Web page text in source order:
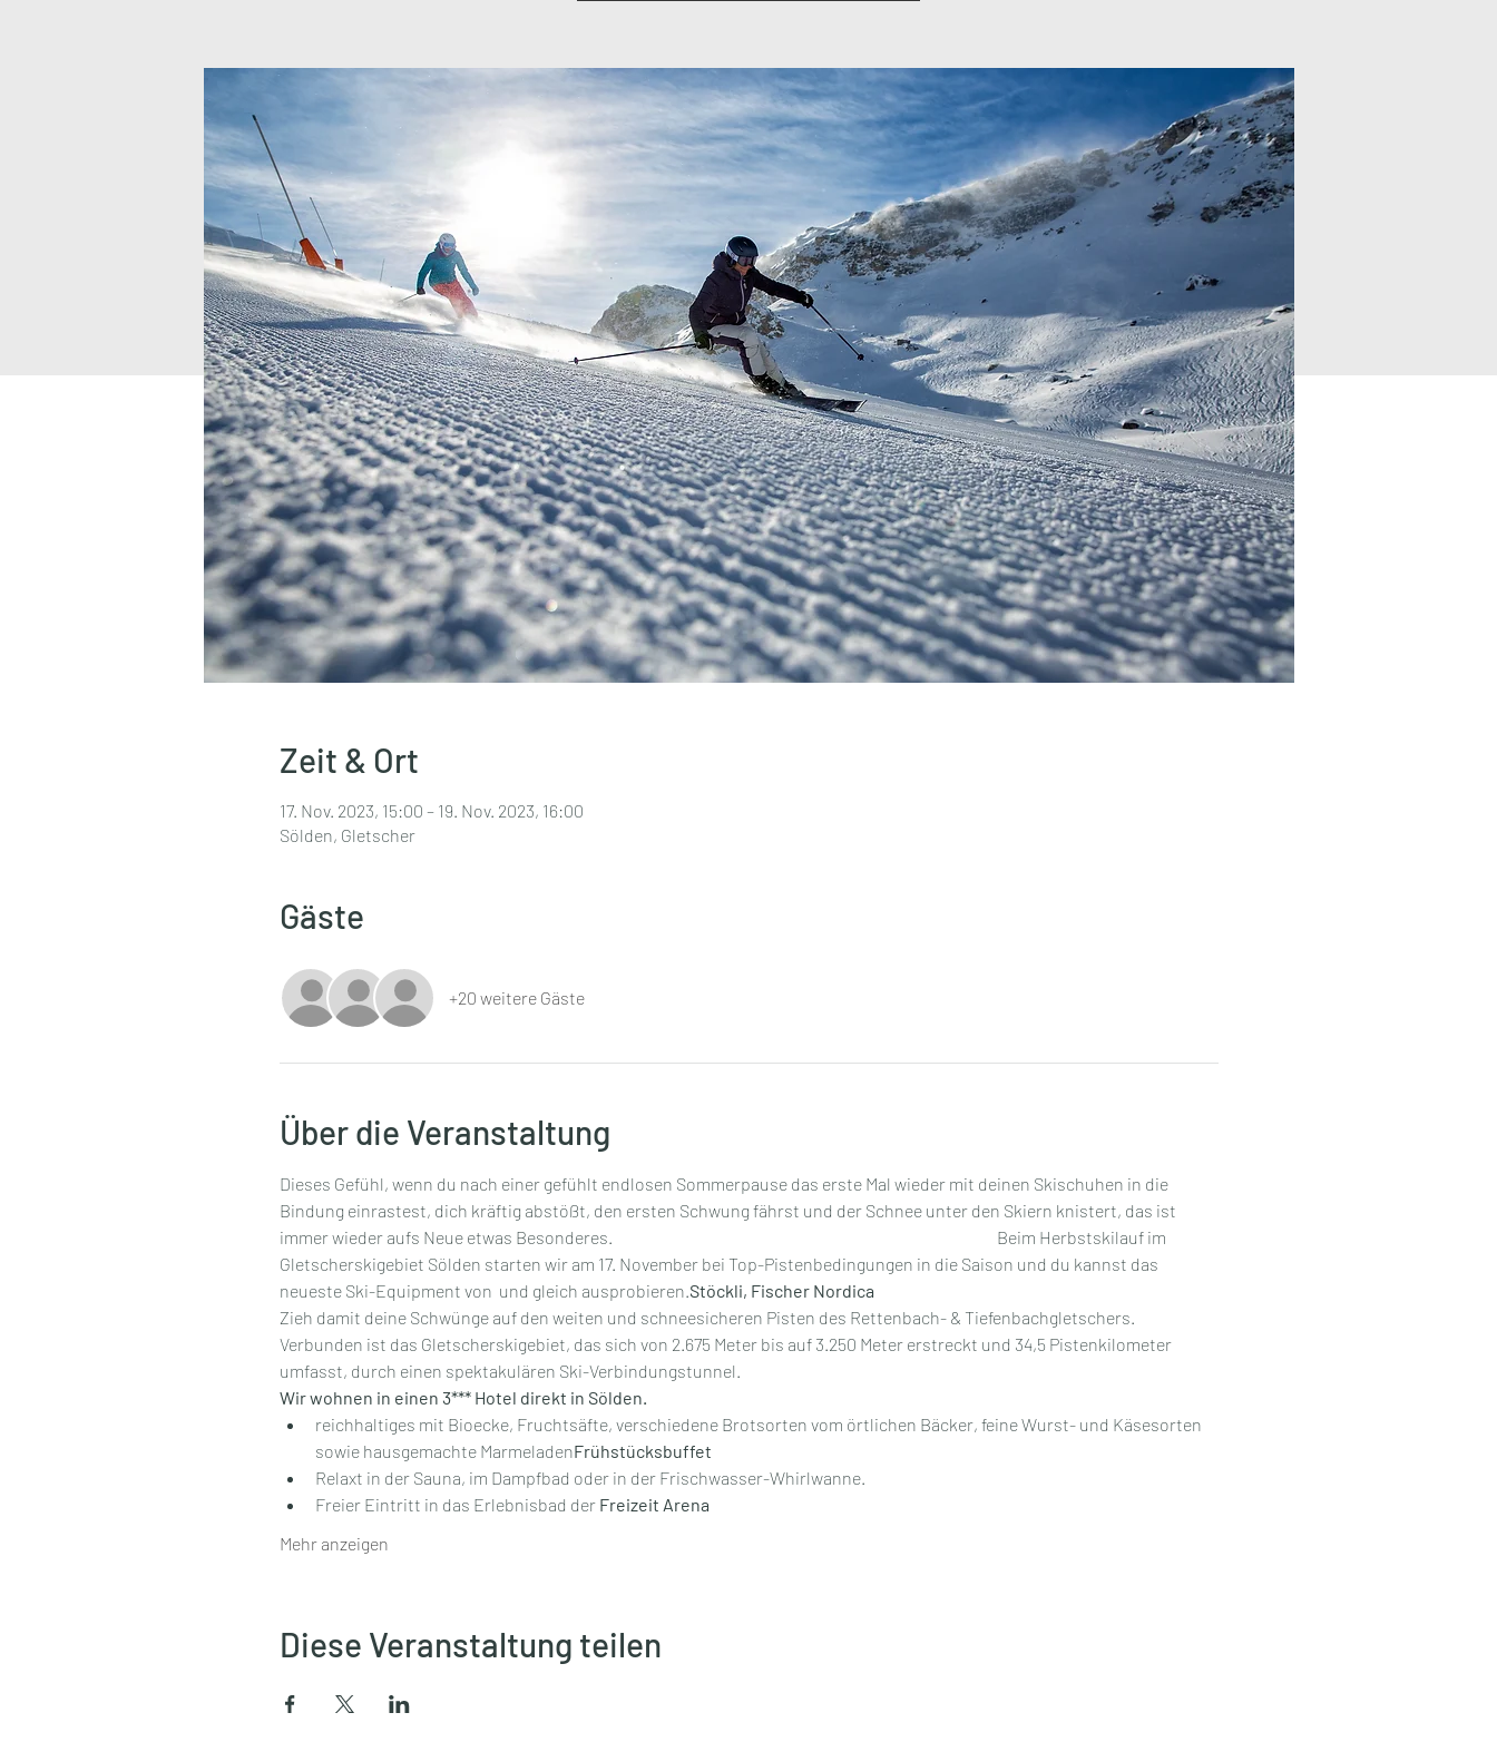
Zeit & Ort
17. Nov. 2023, 15:00 – 19. Nov. 2023, 16:00
Sölden, Gletscher
Gäste
+20 weitere Gäste
Über die Veranstaltung
Dieses Gefühl, wenn du nach einer gefühlt endlosen Sommerpause das erste Mal wieder mit deinen Skischuhen in die
Bindung einrastest, dich kräftig abstößt, den ersten Schwung fährst und der Schnee unter den Skiern knistert, das ist
immer wieder aufs Neue etwas Besonderes.                                                                                                                   Beim Herbstskilauf im
Gletscherskigebiet Sölden starten wir am 17. November bei Top-Pistenbedingungen in die Saison und du kannst das
neueste Ski-Equipment von und gleich ausprobieren. Stöckli, Fischer Nordica
Zieh damit deine Schwünge auf den weiten und schneesicheren Pisten des Rettenbach- & Tiefenbachgletschers.
Verbunden ist das Gletscherskigebiet, das sich von 2.675 Meter bis auf 3.250 Meter erstreckt und 34,5 Pistenkilometer
umfasst, durch einen spektakulären Ski-Verbindungstunnel.
Wir wohnen in einen 3*** Hotel direkt in Sölden.
reichhaltiges mit Bioecke, Fruchtsäfte, verschiedene Brotsorten vom örtlichen Bäcker, feine Wurst- und Käsesorten
sowie hausgemachte MarmeladenFrühstücksbuffet
Relaxt in der Sauna, im Dampfbad oder in der Frischwasser-Whirlwanne.
Freier Eintritt in das Erlebnisbad der Freizeit Arena
Mehr anzeigen
Diese Veranstaltung teilen